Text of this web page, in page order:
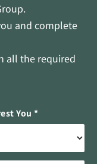
and complete
all the required
You *